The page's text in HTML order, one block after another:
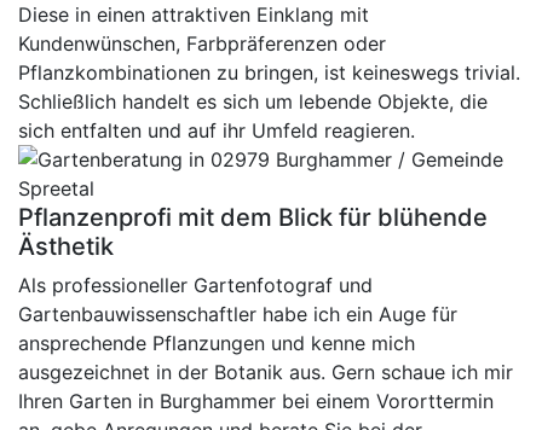
Diese in einen attraktiven Einklang mit
Kundenwünschen, Farbpräferenzen oder
Pflanzkombinationen zu bringen, ist keineswegs trivial.
Schließlich handelt es sich um lebende Objekte, die
sich entfalten und auf ihr Umfeld reagieren.
Pflanzenprofi mit dem Blick für blühende
Ästhetik
Als professioneller Gartenfotograf und
Gartenbauwissenschaftler habe ich ein Auge für
ansprechende Pflanzungen und kenne mich
ausgezeichnet in der Botanik aus. Gern schaue ich mir
Ihren Garten in Burghammer bei einem Vororttermin